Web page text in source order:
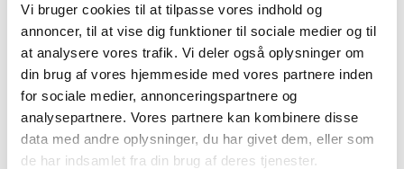
Vi bruger cookies til at tilpasse vores indhold og
annoncer, til at vise dig funktioner til sociale medier og til
at analysere vores trafik. Vi deler også oplysninger om
din brug af vores hjemmeside med vores partnere inden
for sociale medier, annonceringspartnere og
analysepartnere. Vores partnere kan kombinere disse
data med andre oplysninger, du har givet dem, eller som
de har indsamlet fra din brug af deres tjenester.
HVOR KAN DET KØBES
DOWNLOAD BROCHURE KONTAKT OS